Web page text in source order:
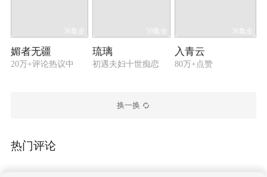
36集全
媚者无疆
20万+评论热议中
59集全
琉璃
初遇夫妇十世痴恋
36集全
入青云
80万+点赞
换一换
热门评论